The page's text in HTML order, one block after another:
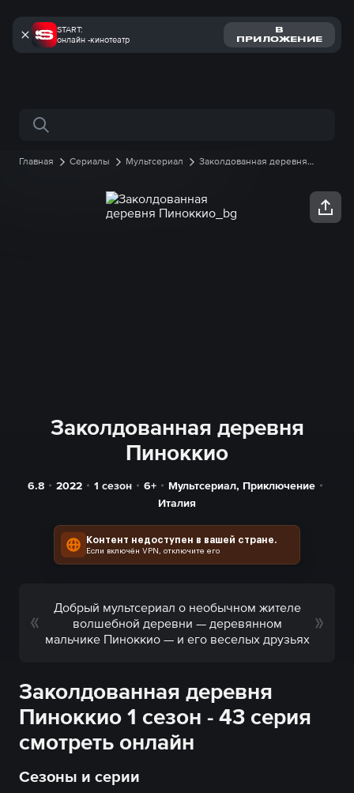
START:
онлайн -кинотеатр
В
ПРИЛОЖЕНИЕ
Поиск по сайту
Главная Сериалы Мультсериал
Заколдованная деревня
Заколдованная деревня
Пиноккио
6.8 2022 1 сезон 6+ Мультсериал, Приключение
Италия
Контент недоступен в вашей стране.
Если включён VPN, отключите его
Добрый мультсериал о необычном жителе
волшебной деревни — деревянном
мальчике Пиноккио — и его веселых друзьях
Заколдованная деревня
Пиноккио 1 сезон - 43 серия
смотреть онлайн
Сезоны и серии